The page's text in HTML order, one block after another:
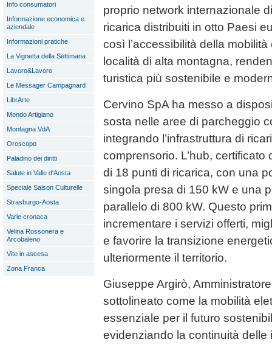
Info consumatori
Informazione economica e
aziendale
Informazioni pratiche
La Vignetta della Settimana
Lavoro&Lavoro
Le Messager Campagnard
LibrArte
Mondo Artigiano
Montagna VdA
Oroscopo
Paladino dei diritti
Salute in Valle d'Aosta
Speciale Saison Culturelle
Strasburgo-Aosta
Varie cronaca
Velina Rossonera e
Arcobaleno
Vite in ascesa
Zona Franca
proprio network internazionale
ricarica distribuiti in otto Paesi
così l’accessibilità della
località di alta montagna,
turistica più sostenibile e
Cervino SpA ha messo a
sosta nelle aree di parcheggio
integrando l’infrastruttura di
comprensorio. L’hub,
di 18 punti di ricarica, con una
singola presa di 150 kW e una
parallelo di 800 kW. Questo
incrementare i servizi offerti,
e favorire la transizione
ulteriormente il territorio.
Giuseppe Argirò,
sottolineato come la mobilità
essenziale per il futuro
evidenziando la continuità delle